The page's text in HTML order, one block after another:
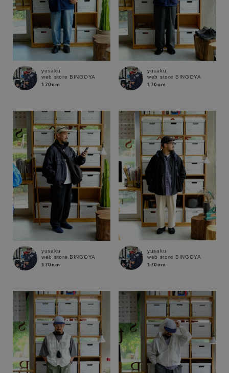
サイズ
ブランドyusaku
web store BINGOYA
170cm
yusaku
web store BINGOYA
170cm
yusaku
web store BINGOYA
170cm
yusaku
web store BINGOYA
170cm